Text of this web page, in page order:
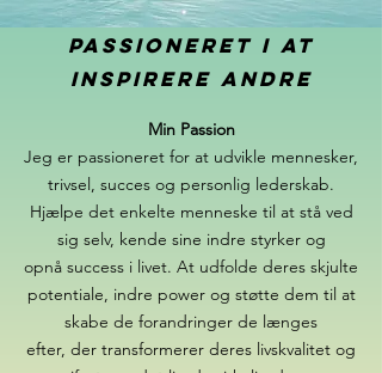
Passioneret i at
inspirere andre
Min Passion
Jeg er passioneret for at udvikle mennesker,
trivsel, succes og personlig lederskab.
Hjælpe det enkelte menneske til at stå ved
sig selv, kende sine indre styrker og
opnå success i livet. At udfolde deres skjulte
potentiale, indre power og støtte dem til at
skabe de forandringer de længes
efter, der transformerer deres livskvalitet og